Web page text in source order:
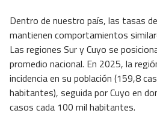
Dentro de nuestro país, las tasas
mantienen comportamientos
Las regiones Sur y Cuyo se
promedio nacional. En 2025, la
incidencia en su población (159,8
habitantes), seguida por Cuyo en
casos cada 100 mil habitantes.